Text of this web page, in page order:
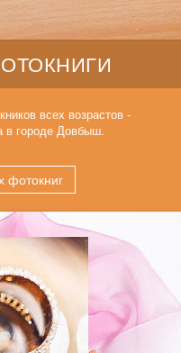
всех возрастов -
в городе Довбыш.
фотокниг